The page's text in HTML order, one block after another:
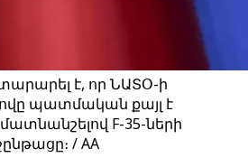
է, որ ՆԱՏՕ-ի
պատմական քայլ է
F-35-ների
/ AA